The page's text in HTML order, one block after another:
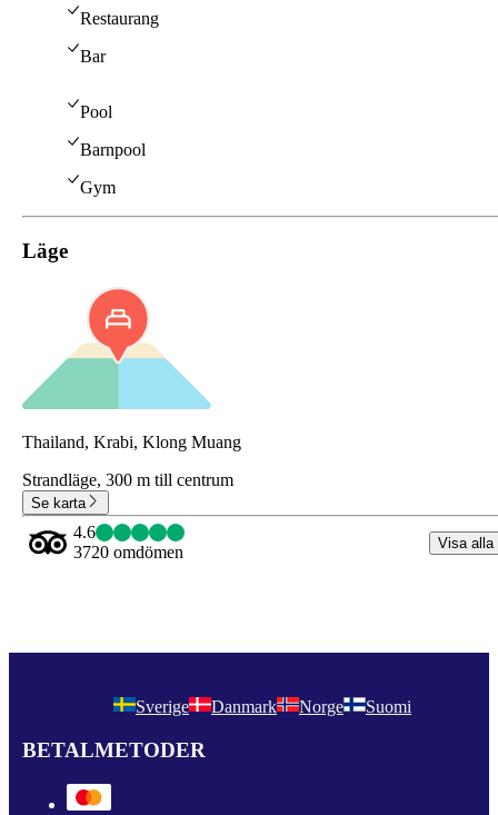
Restaurang
Bar
Pool
Barnpool
Gym
Läge
Thailand, Krabi, Klong Muang
Strandläge, 300 m till centrum
Se karta
4.6
3720 omdömen
Visa alla
Sverige Danmark Norge Suomi
BETALMETODER